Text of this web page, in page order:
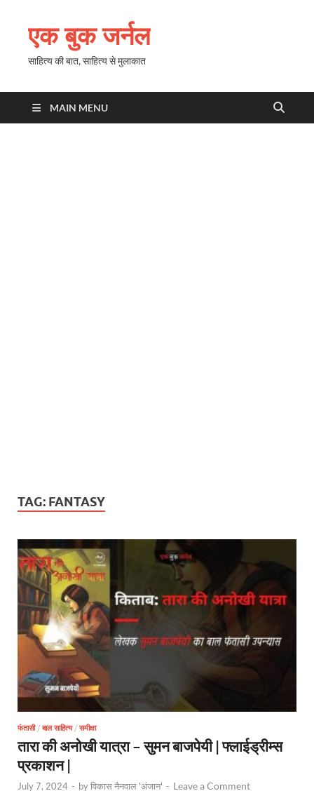
एक बुक जर्नल
साहित्य की बात, साहित्य से मुलाकात
MAIN MENU
TAG: FANTASY
फंतासी/ बाल साहित्य/ समीक्षा
तारा की अनोखी यात्रा – सुमन बाजपेयी | फ्लाईड्रीम्स
प्रकाशन |
July 7, 2024 - byविकास नैनवाल 'अंजान' - Leave a Comment